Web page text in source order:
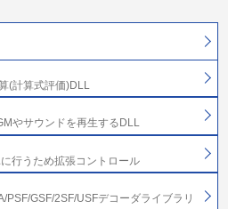
(計算式評価)DLL
やサウンドを再生するDLL
行うため拡張コントロール
GSF/2SF/USFデコーダライブラリ